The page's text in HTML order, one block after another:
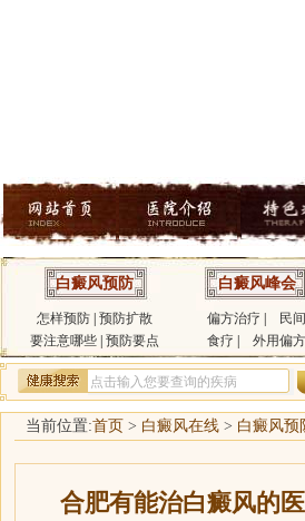
白癜风预防
怎样预防 预防扩散
要注意哪些 预防要点
白癜风峰会
偏方治疗
民间
食疗
外用偏方
当前位置:首页 > 白癜风在线 > 白癜风预
合肥有能治白癜风的